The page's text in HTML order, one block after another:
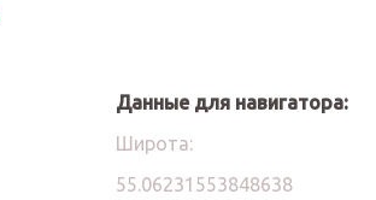
Данные для навигатора:
Широта:
55.06231553848638